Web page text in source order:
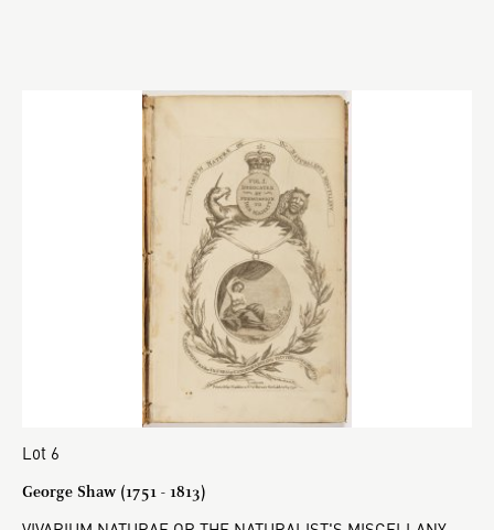
Lot 6
George Shaw (1751 - 1813)